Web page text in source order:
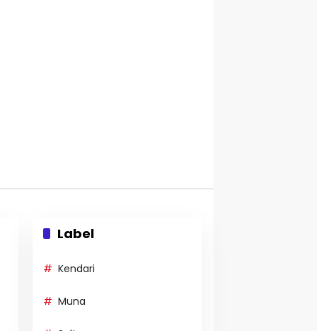
Label
Kendari
Muna